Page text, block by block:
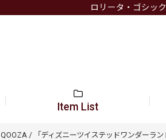
ロリータ・ゴシッ
Item List
QOOZA / 「ディズニーツイステッドワンダーラ